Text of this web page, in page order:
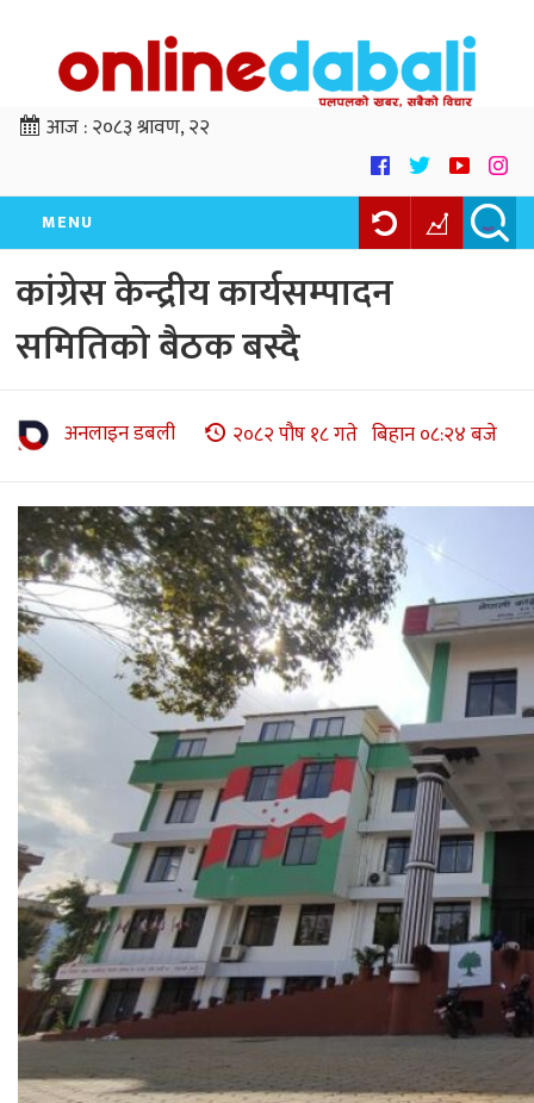
आज :२०८३ श्रावण, २२
MENU
कांग्रेस केन्द्रीय कार्यसम्पादन
समितिको बैठक बस्दै
अनलाइन डबली २०८२ पौष १८ गते बिहान ०८:२४ बजे